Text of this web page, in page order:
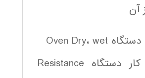
آن
5-1 طرز كار دستگاه Resistance